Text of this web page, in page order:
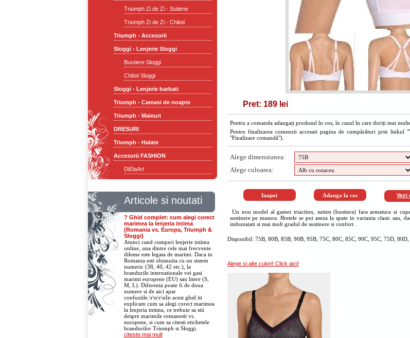
Triumph Zi de Zi - Sutiene
Triumph Zi de Zi - Chiloti
Triumph - Accesorii
Sloggi - Lenjerie Sloggi
Bustiere Sloggi
Chiloti Sloggi
Sloggi - Lenjerie barbati
Triumph - Camasi de noapte
Triumph - Maieuri
DRESURI
Triumph - Halate
Accesorii FASHION
DiElaArt
Articole si noutati
? Ghid complet: cum alegi corect
marimea la lenjeria intima
(Romania vs. Europa, Triumph &
Sloggi)
Atunci cand cumperi lenjerie intima
online, una dintre cele mai frecvente
dileme este legata de marimi. Daca in
Romania esti obisnuita cu un sistem
numeric (38, 40, 42 etc.), la
brandurile internationale vei gasi
marimi europene (EU) sau litere (S,
M, L). Diferenta poate fi de doua
numere si de aici apar
confuziile.\r\n\r\nIn acest ghid iti
explicam cum sa alegi corect marimea
la lenjeria intima, ce trebuie sa stii
despre marimile romanesti vs.
europene, si cum sa citesti etichetele
brandurilor Triumph si Sloggi.
citeste mai mult
Pret: 189 lei
Pentru a comanda adaugați produsul în cos, în cazul în care doriți mai
Pentru finalizarea comenzii accesati pagina de cumpărături prin
"Finalizare comandă").
Alege dimensiunea:
Alege culoarea:
Vezi
Un nou model al gamei triaction, sutien (bustiera) fara armatura si
sustinere pe masura. Bretele se pot aseza la spate in varianta clasic
imbunatati si mai mult gradul de sustinere si confort.
Disponibil: 75B, 80B, 85B, 90B, 95B, 75C, 80C, 85C, 90C, 95C, 75D,
Alege si alte culori! Click aici!